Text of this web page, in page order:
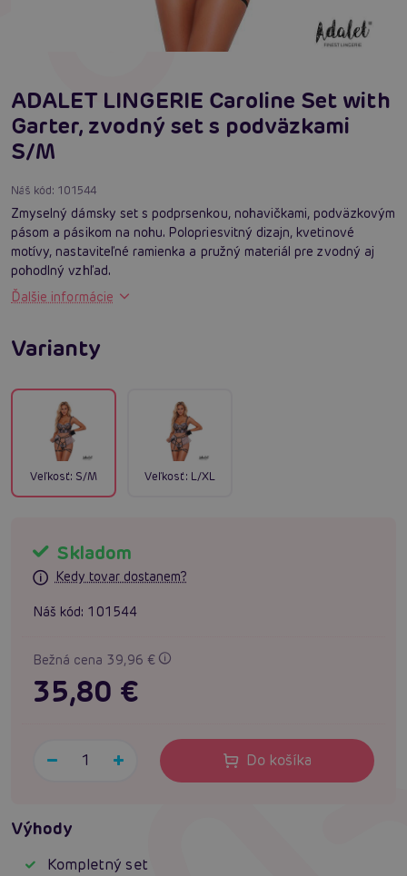
ADALET LINGERIE Caroline Set with
Garter, zvodný set s podväzkami
S/M
Náš kód: 101544
Zmyselný dámsky set s podprsenkou, nohavičkami, podväzkovým
pásom a pásikom na nohu. Polopriesvitný dizajn, kvetinové
motívy, nastaviteľné ramienka a pružný materiál pre zvodný aj
pohodlný vzhľad.
Ďalšie informácie
Varianty
Veľkosť: S/M Veľkosť: L/XL
Skladom
Kedy tovar dostanem?
Náš kód: 101544
Bežná cena 39,96 €
35,80 €
Do košíka
Výhody
Kompletný set